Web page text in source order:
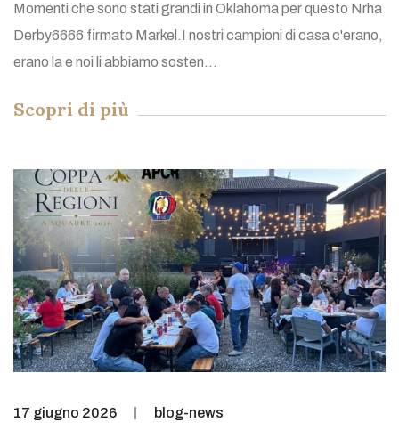
Momenti che sono stati grandi in Oklahoma per questo Nrha
Derby6666 firmato Markel.I nostri campioni di casa c'erano,
erano la e noi li abbiamo sosten...
Scopri di più
17 giugno 2026 blog-news